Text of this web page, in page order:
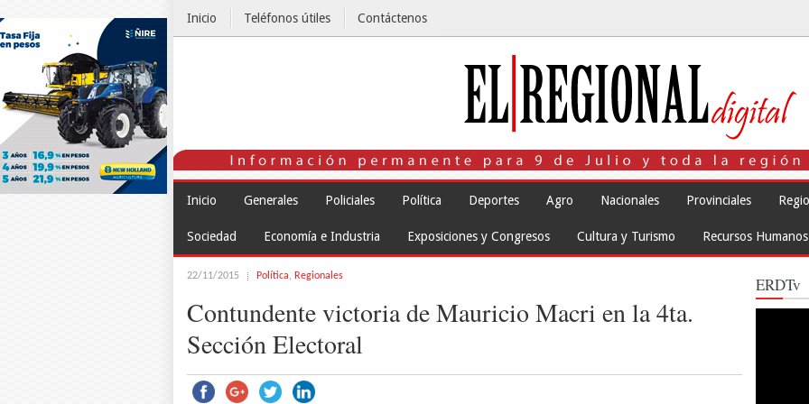
Inicio Teléfonos útiles Contáctenos
Inicio Generales Policiales Política Deportes Agro Nacionales Provinciales
Sociedad Economía e Industria Exposiciones y Congresos Cultura y Turismo Recursos Humanos
22/11/2015 Política, Regionales
Contundente victoria de Mauricio Macri en la 4ta.
Sección Electoral
ERDTv